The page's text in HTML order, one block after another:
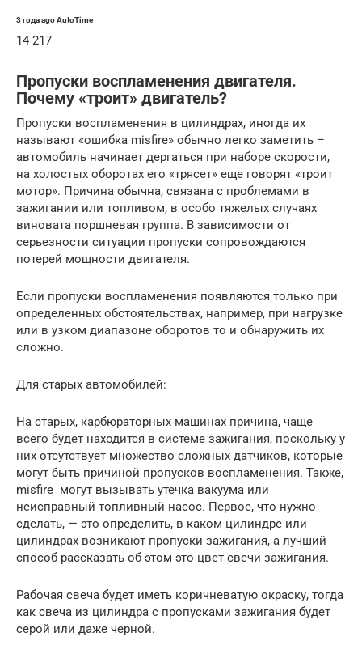
3 года ago AutoTime
14 217
Пропуски воспламенения двигателя.
Почему «троит» двигатель?
Пропуски воспламенения в цилиндрах, иногда их
называют «ошибка misfire» обычно легко заметить –
автомобиль начинает дергаться при наборе скорости,
на холостых оборотах его «трясет» еще говорят «троит
мотор». Причина обычна, связана с проблемами в
зажигании или топливом, в особо тяжелых случаях
виновата поршневая группа. В зависимости от
серьезности ситуации пропуски сопровождаются
потерей мощности двигателя.
Если пропуски воспламенения появляются только при
определенных обстоятельствах, например, при нагрузке
или в узком диапазоне оборотов то и обнаружить их
сложно.
Для старых автомобилей:
На старых, карбюраторных машинах причина, чаще
всего будет находится в системе зажигания, поскольку у
них отсутствует множество сложных датчиков, которые
могут быть причиной пропусков воспламенения. Также,
misfire могут вызывать утечка вакуума или
неисправный топливный насос. Первое, что нужно
сделать, — это определить, в каком цилиндре или
цилиндрах возникают пропуски зажигания, а лучший
способ рассказать об этом это цвет свечи зажигания.
Рабочая свеча будет иметь коричневатую окраску, тогда
как свеча из цилиндра с пропусками зажигания будет
серой или даже черной.